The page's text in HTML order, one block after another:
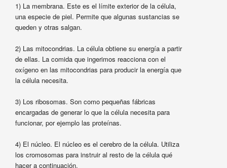
1) La membrana. Este es el límite exterior de la célula,
una especie de piel. Permite que algunas sustancias se
queden y otras salgan.
2) Las mitocondrias. La célula obtiene su energía a partir
de ellas. La comida que ingerimos reacciona con el
oxígeno en las mitocondrias para producir la energía que
la célula necesita.
3) Los ribosomas. Son como pequeñas fábricas
encargadas de generar lo que la célula necesita para
funcionar, por ejemplo las proteínas.
4) El núcleo. El núcleo es el cerebro de la célula. Utiliza
los cromosomas para instruir al resto de la célula qué
hacer a continuación.